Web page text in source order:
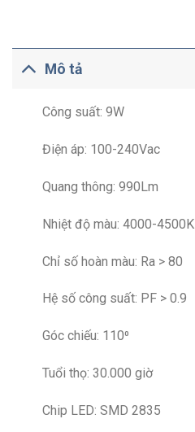
Mô tả
Công suất: 9W
Điện áp: 100-240Vac
Quang thông: 990Lm
Nhiệt độ màu: 4000-4500K
Chỉ số hoàn màu: Ra > 80
Hệ số công suất: PF > 0.9
Góc chiếu: 110⁰
Tuổi thọ: 30.000 giờ
Chip LED: SMD 2835